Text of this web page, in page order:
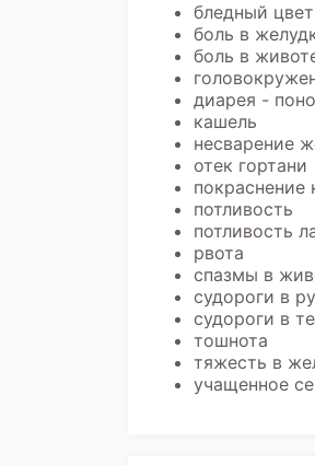
бледный
боль в
боль в
диарея -
кашель
несварение
отек гортани
покраснение
потливость
потливость
рвота
спазмы в
судороги в
судороги в
тошнота
тяжесть в
учащенное